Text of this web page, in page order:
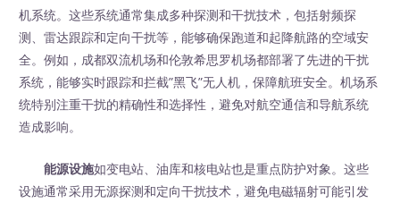
机系统。这些系统通常集成多种探测和干扰技术，包括射频探
测、雷达跟踪和定向干扰等，能够确保跑道和起降航路的空域安
全。例如，成都双流机场和伦敦希思罗机场都部署了先进的干扰
系统，能够实时跟踪和拦截”黑飞”无人机，保障航班安全。机场系
统特别注重干扰的精确性和选择性，避免对航空通信和导航系统
造成影响。
能源设施如变电站、油库和核电站也是重点防护对象。这些
设施通常采用无源探测和定向干扰技术，避免电磁辐射可能引发